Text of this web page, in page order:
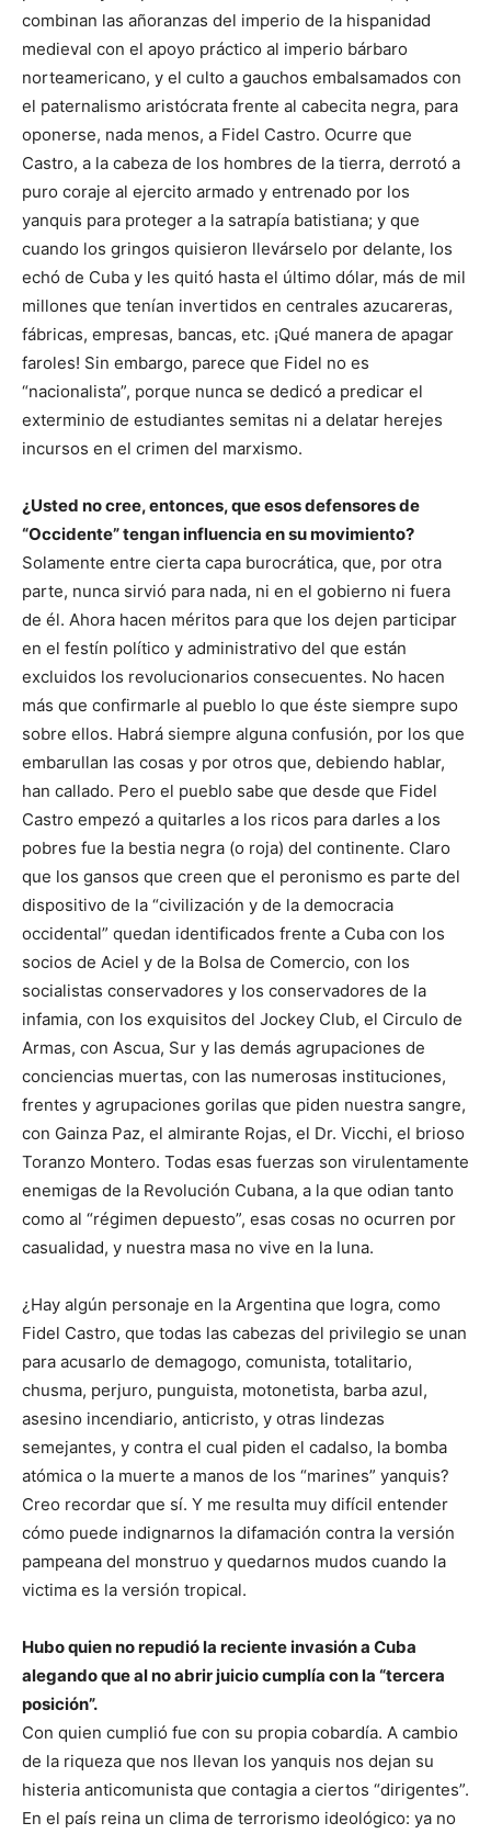
combinan las añoranzas del imperio de la hispanidad
medieval con el apoyo práctico al imperio bárbaro
norteamericano, y el culto a gauchos embalsamados con
el paternalismo aristócrata frente al cabecita negra, para
oponerse, nada menos, a Fidel Castro. Ocurre que
Castro, a la cabeza de los hombres de la tierra, derrotó a
puro coraje al ejercito armado y entrenado por los
yanquis para proteger a la satrapía batistiana; y que
cuando los gringos quisieron llevárselo por delante, los
echó de Cuba y les quitó hasta el último dólar, más de mil
millones que tenían invertidos en centrales azucareras,
fábricas, empresas, bancas, etc. ¡Qué manera de apagar
faroles! Sin embargo, parece que Fidel no es
“nacionalista”, porque nunca se dedicó a predicar el
exterminio de estudiantes semitas ni a delatar herejes
incursos en el crimen del marxismo.
¿Usted no cree, entonces, que esos defensores de
“Occidente” tengan influencia en su movimiento?
Solamente entre cierta capa burocrática, que, por otra
parte, nunca sirvió para nada, ni en el gobierno ni fuera
de él. Ahora hacen méritos para que los dejen participar
en el festín político y administrativo del que están
excluidos los revolucionarios consecuentes. No hacen
más que confirmarle al pueblo lo que éste siempre supo
sobre ellos. Habrá siempre alguna confusión, por los que
embarullan las cosas y por otros que, debiendo hablar,
han callado. Pero el pueblo sabe que desde que Fidel
Castro empezó a quitarles a los ricos para darles a los
pobres fue la bestia negra (o roja) del continente. Claro
que los gansos que creen que el peronismo es parte del
dispositivo de la “civilización y de la democracia
occidental” quedan identificados frente a Cuba con los
socios de Aciel y de la Bolsa de Comercio, con los
socialistas conservadores y los conservadores de la
infamia, con los exquisitos del Jockey Club, el Circulo de
Armas, con Ascua, Sur y las demás agrupaciones de
conciencias muertas, con las numerosas instituciones,
frentes y agrupaciones gorilas que piden nuestra sangre,
con Gainza Paz, el almirante Rojas, el Dr. Vicchi, el brioso
Toranzo Montero. Todas esas fuerzas son virulentamente
enemigas de la Revolución Cubana, a la que odian tanto
como al “régimen depuesto”, esas cosas no ocurren por
casualidad, y nuestra masa no vive en la luna.
¿Hay algún personaje en la Argentina que logra, como
Fidel Castro, que todas las cabezas del privilegio se unan
para acusarlo de demagogo, comunista, totalitario,
chusma, perjuro, punguista, motonetista, barba azul,
asesino incendiario, anticristo, y otras lindezas
semejantes, y contra el cual piden el cadalso, la bomba
atómica o la muerte a manos de los “marines” yanquis?
Creo recordar que sí. Y me resulta muy difícil entender
cómo puede indignarnos la difamación contra la versión
pampeana del monstruo y quedarnos mudos cuando la
victima es la versión tropical.
Hubo quien no repudió la reciente invasión a Cuba
alegando que al no abrir juicio cumplía con la “tercera
posición”.
Con quien cumplió fue con su propia cobardía. A cambio
de la riqueza que nos llevan los yanquis nos dejan su
histeria anticomunista que contagia a ciertos “dirigentes”.
En el país reina un clima de terrorismo ideológico: ya no